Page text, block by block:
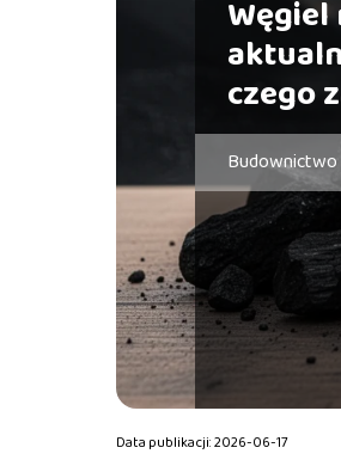
czego
Budownictwo
Data publikacji: 2026-06-17